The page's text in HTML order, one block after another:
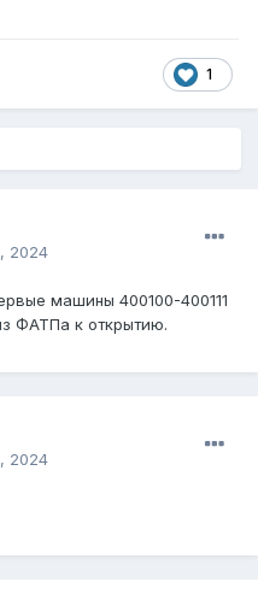
1
2024
машины 400100-400111
ФАТПа к открытию.
2024